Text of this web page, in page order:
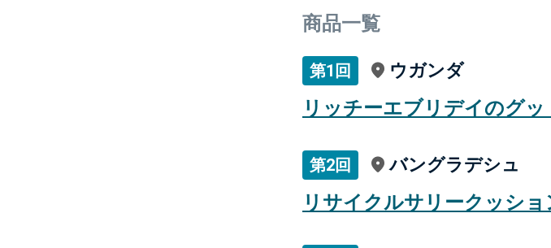
商品一覧
第1回 ウガンダ
リッチーエブリデイのグ
第2回 バングラデシュ
リサイクルサリークッシ